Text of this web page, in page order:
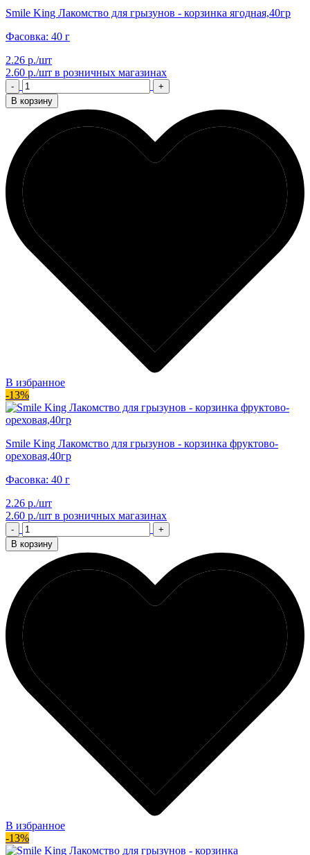
Smile King Лакомство для грызунов - корзинка ягодная,40гр
Фасовка: 40 г
2.26 р./шт
2.60 р./шт в розничных магазинах
-
+
В корзину
В избранное
-13%
Smile King Лакомство для грызунов - корзинка фруктово-
ореховая,40гр
Фасовка: 40 г
2.26 р./шт
2.60 р./шт в розничных магазинах
-
+
В корзину
В избранное
-13%